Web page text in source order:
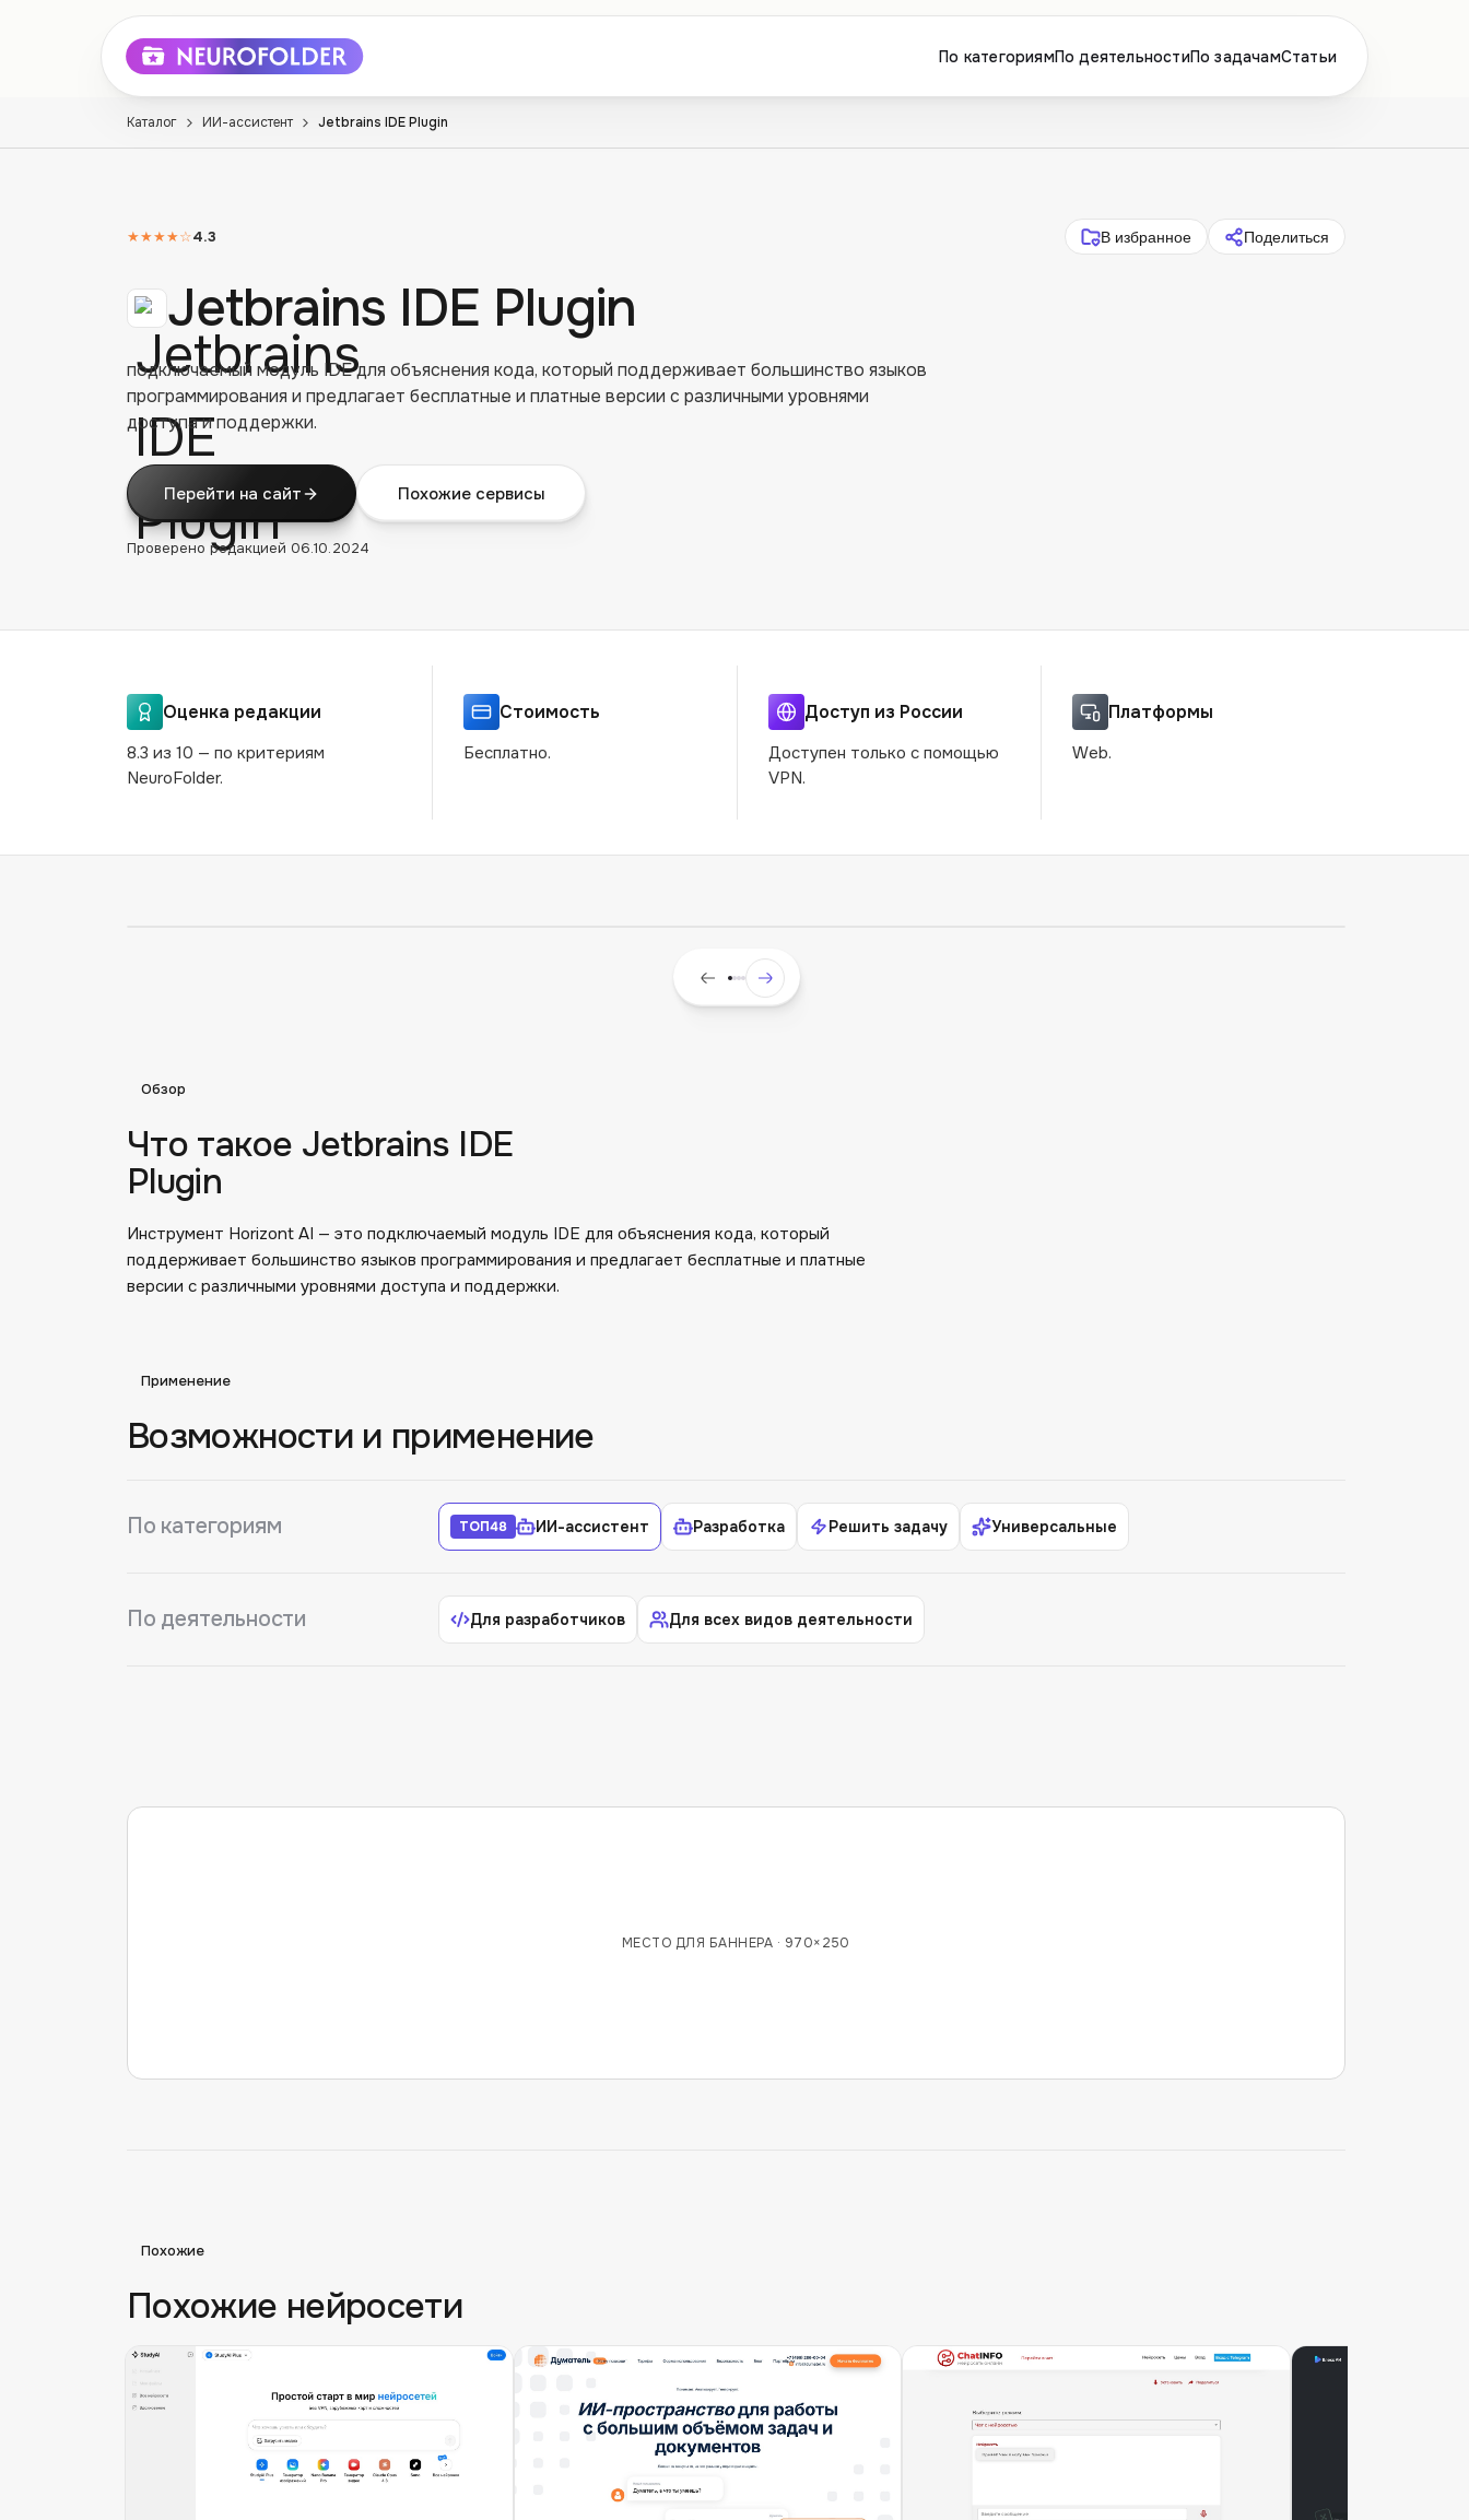
По категориямПо деятельностиПо задачамСтатьи
Каталог ИИ-ассистент Jetbrains IDE Plugin
★★★★☆4.3 В избранное Поделиться
Jetbrains IDE Plugin
подключаемый модуль IDE для объяснения кода, который поддерживает большинство языков
программирования и предлагает бесплатные и платные версии с различными уровнями
доступа и поддержки.
Перейти на сайт Похожие сервисы
Проверено редакцией 06.10.2024
Оценка редакции
8.3 из 10 — по критериям
NeuroFolder.
Стоимость
Бесплатно.
Доступ из России
Доступен только с помощью
VPN.
Платформы
Web.
Обзор
Что такое Jetbrains IDE
Plugin
Инструмент Horizont AI — это подключаемый модуль IDE для объяснения кода, который
поддерживает большинство языков программирования и предлагает бесплатные и платные
версии с различными уровнями доступа и поддержки.
Применение
Возможности и применение
По категориям ТОП48 ИИ-ассистент Разработка Решить задачу Универсальные
По деятельности Для разработчиков Для всех видов деятельности
МЕСТО ДЛЯ БАННЕРА · 970×250
Похожие
Похожие нейросети